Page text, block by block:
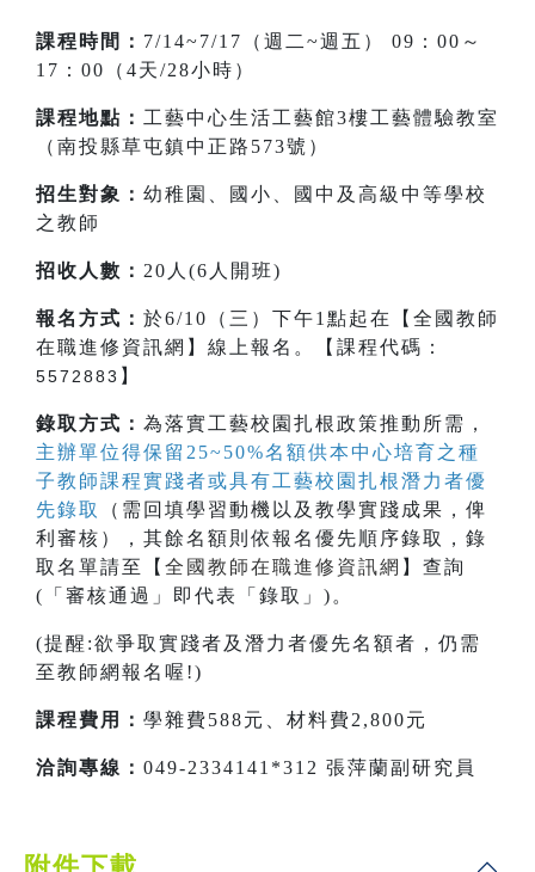
課程時間： 7/14~7/17（週二~週五） 09：00～
17：00（4天/28小時）
課程地點： 工藝中心生活工藝館3樓工藝體驗教室
（南投縣草屯鎮中正路573號）
招生對象： 幼稚園、國小、國中及高級中等學校
之教師
招收人數： 20人(6人開班)
報名方式： 於6/10（三）下午1點起在【全國教師
在職進修資訊網】線上報名。【課程代碼：
5572883 】
錄取方式： 為落實工藝校園扎根政策推動所需，
主辦單位得保留25~50%名額供本中心培育之種
子教師課程實踐者或具有工藝校園扎根潛力者優
先錄取
（需回填學習動機以及教學實踐成果，俾
利審核），其餘名額則依報名優先順序錄取，錄
取名單請至【 全國教師在職進修資訊網 】查詢
(「審核通過」即代表「錄取」)。
(提醒:欲爭取實踐者及潛力者優先名額者，仍需
至教師網報名喔!)
課程費用： 學雜費588元、材料費2,800元
洽詢專線： 049-2334141*312 張萍蘭副研究員